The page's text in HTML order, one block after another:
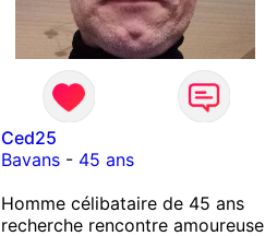
Ced25
Bavans- 45 ans
Homme célibataire de 45 ans
recherche rencontre amoureuse